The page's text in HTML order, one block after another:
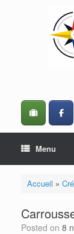
Menu
Accueil »
Posted on 8